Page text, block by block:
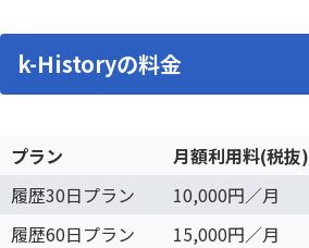
k-Historyの料金
プラン 月額利用料(税抜)
履歴30日プラン
10,000円／月
履歴60日プラン
15,000円／月